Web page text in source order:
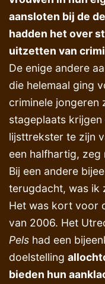
aansloten bij de
hadden het over
uitzetten van
De enige andere
die helemaal ging
criminele jongeren
stageplaats
lijsttrekster te zijn
een halfhartig, zeg
Bij een andere
terugdacht, was ik
Het was kort voor
van 2006. Het
Pels had een
doelstelling
bieden hun